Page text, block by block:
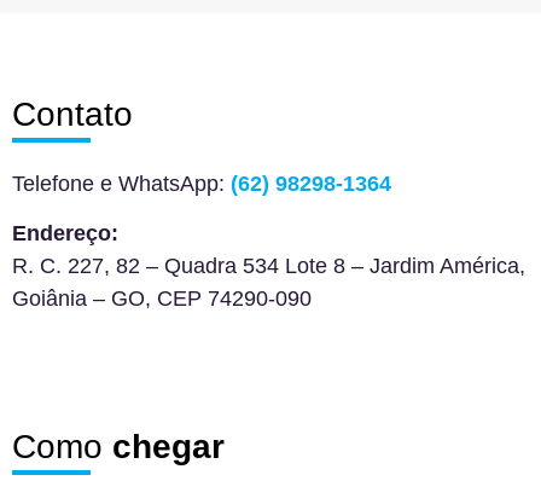
Contato
Telefone e WhatsApp: (62) 98298-1364
Endereço:
R. C. 227, 82 – Quadra 534 Lote 8 – Jardim América,
Goiânia – GO, CEP 74290-090
Como chegar